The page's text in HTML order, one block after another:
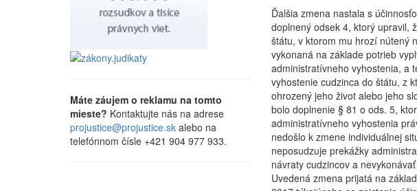
Ďalšia zmena nastala s
doplnený odsek 4, ktorý upravil,
štátu, v ktorom mu hrozí nútený
vykonaná na základe potrieb
administratívneho vyhostenia, a
vyhostenie cudzinca do štátu, z
ohrozený jeho život alebo jeho
bolo doplnenie § 81 o ods. 5,
administratívneho vyhostenia
nedošlo k zmene individuálnej
neposudzuje prekážky
návraty cudzincov a
Uvedená zmena prijatá na
Máte záujem o reklamu na tomto
mieste? Kontaktujte nás na adrese
projustice@projustice.sk alebo na
telefónnom čísle +421 904 977 933.